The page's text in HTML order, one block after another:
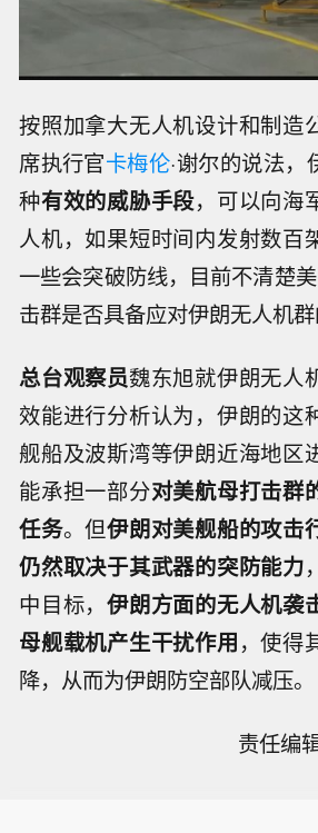
按照加拿大无人机设计和制造
席执行官卡梅伦·谢尔的说法
种有效的威胁手段，可以向海
人机，如果短时间内发射数百
一些会突破防线，目前不清楚
击群是否具备应对伊朗无人机群
总台观察员魏东旭就伊朗无人
效能进行分析认为，伊朗的这
舰船及波斯湾等伊朗近海地区
能承担一部分对美航母打击群
任务。但伊朗对美舰船的攻击
仍然取决于其武器的突防能力
中目标，伊朗方面的无人机袭
母舰载机产生干扰作用，使得
降，从而为伊朗防空部队减压。
责任编